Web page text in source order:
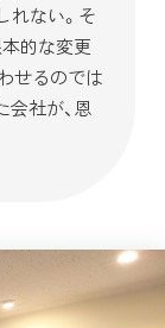
れない。そ
的な変更
せるのでは
会社が、恩